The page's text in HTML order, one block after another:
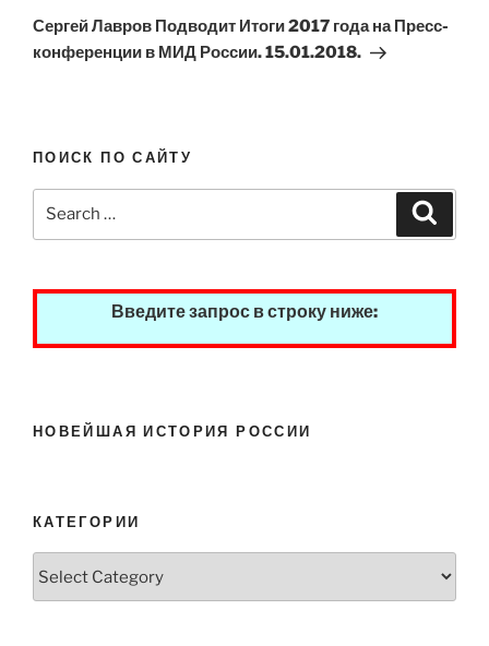
Post
Сергей Лавров Подводит Итоги 2017 года на Пресс-
конференции в МИД России. 15.01.2018.
ПОИСК ПО САЙТУ
Введите запрос в строку ниже:
НОВЕЙШАЯ ИСТОРИЯ РОССИИ
КАТЕГОРИИ